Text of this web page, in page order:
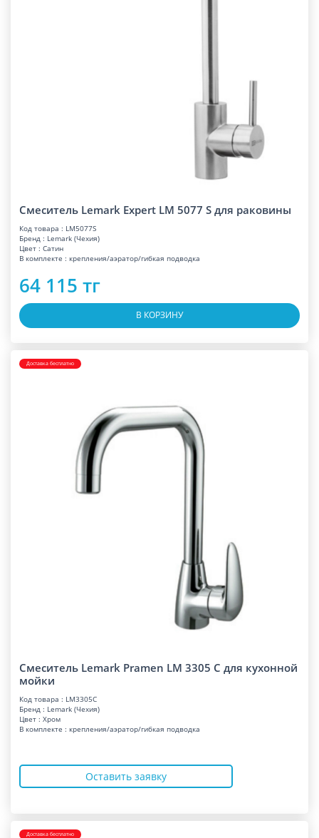
Смеситель Lemark Expert LM 5077 S для раковины
Код товара : LM5077S
Бренд : Lemark (Чехия)
Цвет : Сатин
В комплекте : крепления/аэратор/гибкая подводка
64 115 тг
В КОРЗИНУ
Доставка бесплатно
Смеситель Lemark Pramen LM 3305 C для кухонной
мойки
Код товара : LM3305C
Бренд : Lemark (Чехия)
Цвет : Хром
В комплекте : крепления/аэратор/гибкая подводка
Оставить заявку
Доставка бесплатно